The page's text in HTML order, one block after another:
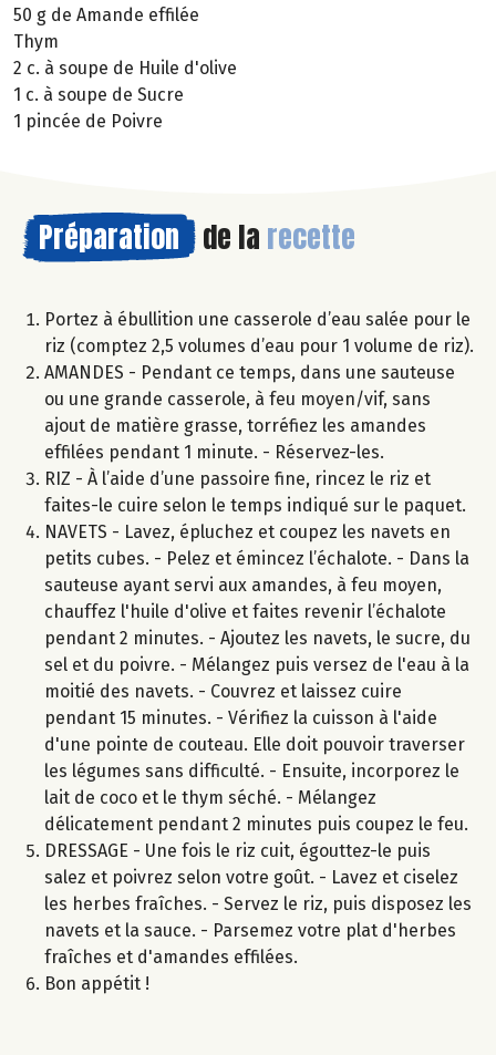
50 g de Amande effilée
Thym
2 c. à soupe de Huile d'olive
1 c. à soupe de Sucre
1 pincée de Poivre
Préparation de la recette
Portez à ébullition une casserole d’eau salée pour le
riz (comptez 2,5 volumes d’eau pour 1 volume de riz).
AMANDES - Pendant ce temps, dans une sauteuse
ou une grande casserole, à feu moyen/vif, sans
ajout de matière grasse, torréfiez les amandes
effilées pendant 1 minute. - Réservez-les.
RIZ - À l’aide d’une passoire fine, rincez le riz et
faites-le cuire selon le temps indiqué sur le paquet.
NAVETS - Lavez, épluchez et coupez les navets en
petits cubes. - Pelez et émincez l’échalote. - Dans la
sauteuse ayant servi aux amandes, à feu moyen,
chauffez l'huile d'olive et faites revenir l’échalote
pendant 2 minutes. - Ajoutez les navets, le sucre, du
sel et du poivre. - Mélangez puis versez de l'eau à la
moitié des navets. - Couvrez et laissez cuire
pendant 15 minutes. - Vérifiez la cuisson à l'aide
d'une pointe de couteau. Elle doit pouvoir traverser
les légumes sans difficulté. - Ensuite, incorporez le
lait de coco et le thym séché. - Mélangez
délicatement pendant 2 minutes puis coupez le feu.
DRESSAGE - Une fois le riz cuit, égouttez-le puis
salez et poivrez selon votre goût. - Lavez et ciselez
les herbes fraîches. - Servez le riz, puis disposez les
navets et la sauce. - Parsemez votre plat d'herbes
fraîches et d'amandes effilées.
Bon appétit !